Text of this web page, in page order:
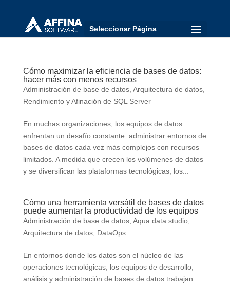
Seleccionar Página
Cómo maximizar la eficiencia de bases de datos:
hacer más con menos recursos
Administración de base de datos, Arquitectura de datos,
Rendimiento y Afinación de SQL Server
En muchas organizaciones, los equipos de datos
enfrentan un desafío constante: administrar entornos de
bases de datos cada vez más complejos con recursos
limitados. A medida que crecen los volúmenes de datos
y se diversifican las plataformas tecnológicas, los...
Cómo una herramienta versátil de bases de datos
puede aumentar la productividad de los equipos
Administración de base de datos, Aqua data studio,
Arquitectura de datos, DataOps
En entornos donde los datos son el núcleo de las
operaciones tecnológicas, los equipos de desarrollo,
análisis y administración de bases de datos trabajan